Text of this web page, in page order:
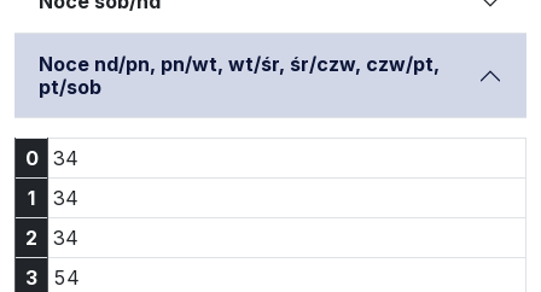
Noce nd/pn, pn/wt, wt/śr, śr/czw, czw/pt,
pt/sob
0 34
1
34
2
34
3
54